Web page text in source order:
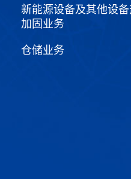
新能源设备及其他设
加固业务
仓储业务